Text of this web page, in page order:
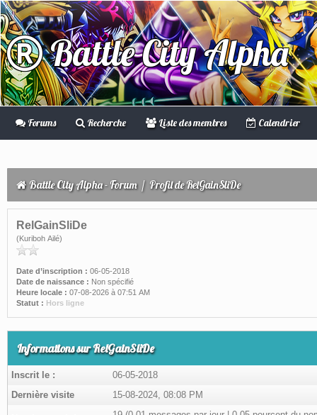
Battle City Alpha
Forums Recherche Liste des membres Calendrier
Battle City Alpha - Forum / Profil de RelGainSliDe
RelGainSliDe
(Kuriboh Ailé)
Date d’inscription : 06-05-2018
Date de naissance : Non spécifié
Heure locale : 07-08-2026 à 07:51 AM
Statut : Hors ligne
Informations sur RelGainSliDe
Inscrit le :
06-05-2018
Dernière visite
15-08-2024, 08:08 PM